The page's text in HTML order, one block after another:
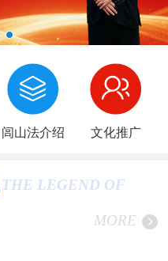
闾山法介绍 文化推广
THE LEGEND OF
MORE